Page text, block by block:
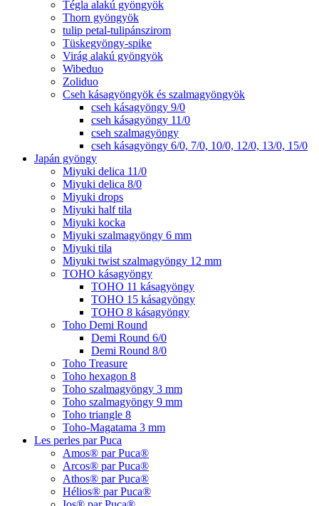
Tégla alakú gyöngyök
Thorn gyöngyök
tulip petal-tulipánszirom
Tüskegyöngy-spike
Virág alakú gyöngyök
Wibeduo
Zoliduo
Cseh kásagyöngyök és szalmagyöngyök
cseh kásagyöngy 9/0
cseh kásagyöngy 11/0
cseh szalmagyöngy
cseh kásagyöngy 6/0, 7/0, 10/0, 12/0, 13/0, 15/0
Japán gyöngy
Miyuki delica 11/0
Miyuki delica 8/0
Miyuki drops
Miyuki half tila
Miyuki kocka
Miyuki szalmagyöngy 6 mm
Miyuki tila
Miyuki twist szalmagyöngy 12 mm
TOHO kásagyöngy
TOHO 11 kásagyöngy
TOHO 15 kásagyöngy
TOHO 8 kásagyöngy
Toho Demi Round
Demi Round 6/0
Demi Round 8/0
Toho Treasure
Toho hexagon 8
Toho szalmagyöngy 3 mm
Toho szalmagyöngy 9 mm
Toho triangle 8
Toho-Magatama 3 mm
Les perles par Puca
Amos® par Puca®
Arcos® par Puca®
Athos® par Puca®
Hélios® par Puca®